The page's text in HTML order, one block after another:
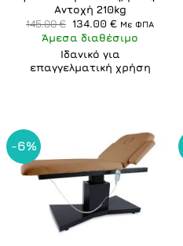
Αντοχή 210kg
145.00€ Original
price
was:
145.00 €.
134.00€ Η
τιμή
είναι:
134.00 €.
Με ΦΠΑ
Άμεσα διαθέσιμο
Ιδανικό για
επαγγελματική χρήση
-6%